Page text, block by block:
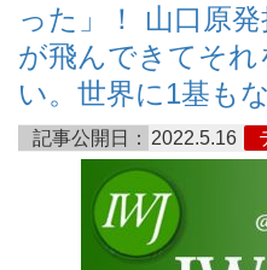
った」！ 山口原
が飛んできてそ
い。世界に1基も
記事公開日： 2022.5.16